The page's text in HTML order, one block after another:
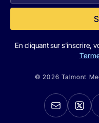
En cliquant sur s'inscrire,
© 2026 Talmont